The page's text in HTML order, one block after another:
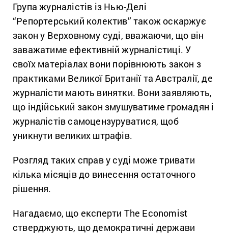
Група журналістів із Нью-Делі
“Репортерський колектив” також оскаржує
закон у Верховному суді, вважаючи, що він
заважатиме ефективній журналістиці. У
своїх матеріалах вони порівнюють закон з
практиками Великої Британії та Австралії, де
журналісти мають винятки. Вони заявляють,
що індійський закон змушуватиме громадян і
журналістів самоцензуруватися, щоб
уникнути великих штрафів.
Розгляд таких справ у суді може тривати
кілька місяців до винесення остаточного
рішення.
Нагадаємо, що експерти The Economist
стверджують, що демократичні держави